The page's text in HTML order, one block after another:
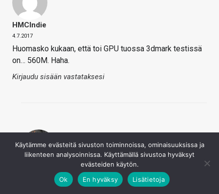
HMCIndie
4.7.2017
Huomasko kukaan, että toi GPU tuossa 3dmark testissä
on… 560M. Haha.
Kirjaudu sisään vastataksesi
Käytämme evästeitä sivuston toiminnoissa, ominaisuuksissa ja
liikenteen analysoinnissa. Käyttämällä sivustoa hyväksyt
evästeiden käytön.
Ok
En hyväksy Lisätietoja